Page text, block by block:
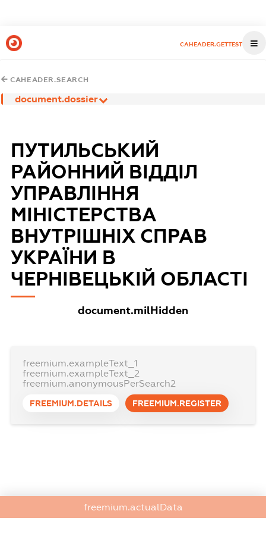
CAHEADER.GETTEST
CAHEADER.SEARCH
document.dossier
ПУТИЛЬСЬКИЙ
РАЙОННИЙ ВІДДІЛ
УПРАВЛІННЯ
МІНІСТЕРСТВА
ВНУТРІШНІХ СПРАВ
УКРАЇНИ В
ЧЕРНІВЕЦЬКІЙ ОБЛАСТІ
document.milHidden
freemium.exampleText_1
freemium.exampleText_2
freemium.anonymousPerSearch2
FREEMIUM.DETAILS FREEMIUM.REGISTER
freemium.actualData